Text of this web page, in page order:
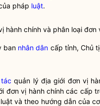
pháp luật.
hành chính và phân loại đơn
ban nhân dân cấp tỉnh, Chủ
quản lý địa giới đơn vị
đơn vị hành chính các cấp
luật và theo hướng dẫn của